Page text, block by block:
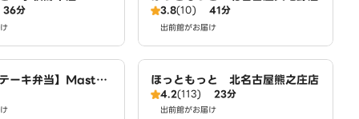
36分 3.8(10) 41分
出前館がお届け
ーキ弁当】Master
ほっともっと 北名古屋熊之庄店
4.2(113) 23分
出前館がお届け